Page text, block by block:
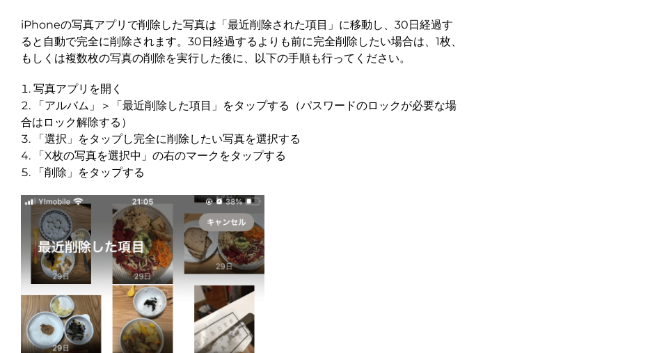
iPhoneの写真アプリで削除した写真は「最近削除された項目」に移動し、30日経過す
ると自動で完全に削除されます。30日経過するよりも前に完全削除したい場合は、1枚、
もしくは複数枚の写真の削除を実行した後に、以下の手順も行ってください。
写真アプリを開く
「アルバム」＞「最近削除した項目」をタップする（パスワードのロックが必要な場
合はロック解除する）
「選択」をタップし完全に削除したい写真を選択する
「X枚の写真を選択中」の右のマークをタップする
「削除」をタップする